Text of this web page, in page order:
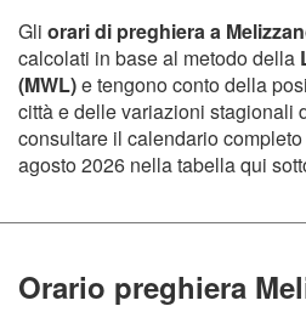
Gli orari di preghiera a
calcolati in base al metodo della
(MWL)e tengono conto della
città e delle variazioni stagionali
consultare il calendario
agosto 2026 nella tabella qui
Orario preghiera